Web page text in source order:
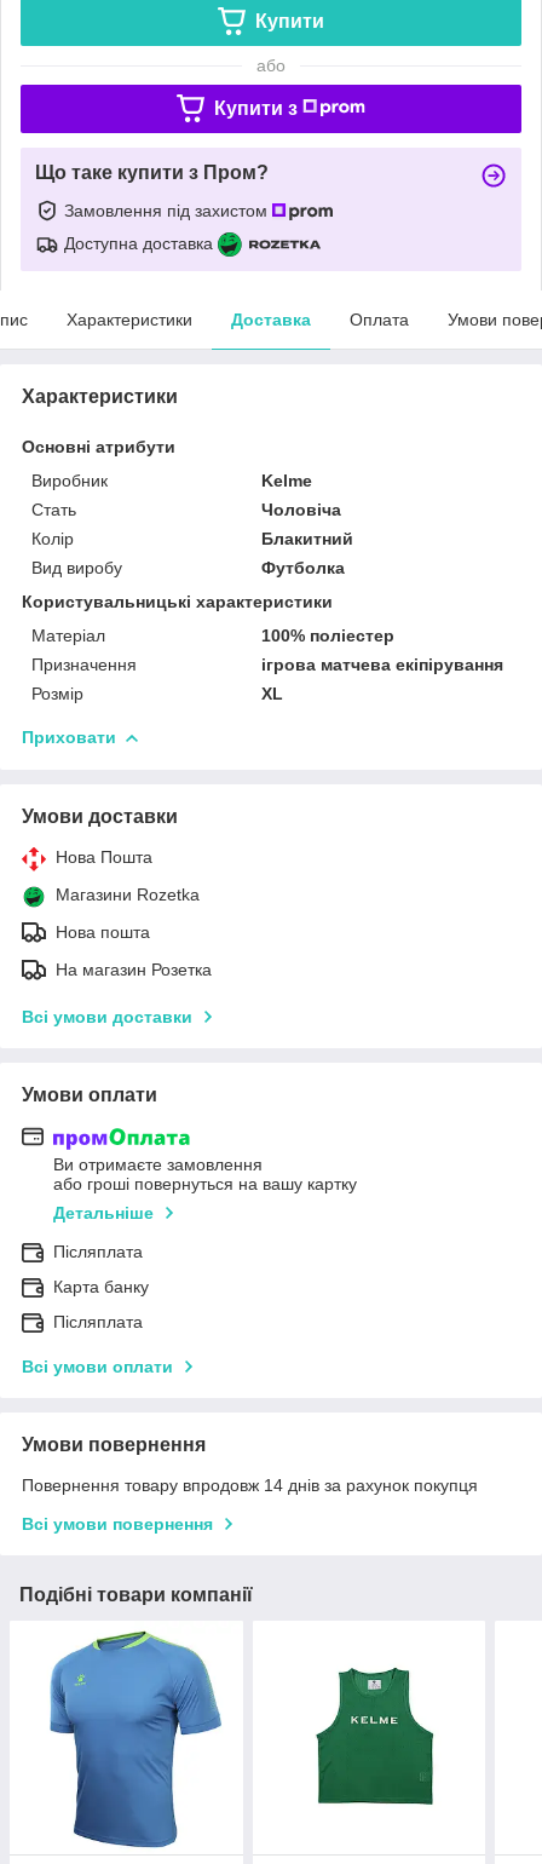
Купити
або
Купити з
Що таке купити з Пром?
Замовлення під захистом
Доступна доставка
Характеристики Доставка Оплата Умови
Характеристики
Основні атрибути
Виробник
Kelme
Стать
Чоловіча
Колір
Блакитний
Вид виробу
Футболка
Користувальницькі характеристики
Матеріал
100% поліестер
Призначення
ігрова матчева екіпірування
Розмір
XL
Приховати
Умови доставки
Нова Пошта
Магазини Rozetka
Нова пошта
На магазин Розетка
Всі умови доставки
Умови оплати
Ви отримаєте замовлення
або гроші повернуться на вашу картку
Детальніше
Післяплата
Карта банку
Післяплата
Всі умови оплати
Умови повернення
Повернення товару впродовж 14 днів за рахунок покупця
Всі умови повернення
Подібні товари компанії